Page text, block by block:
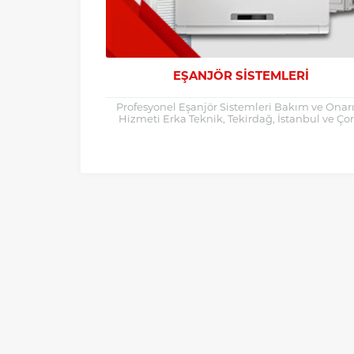
EŞANJÖR SISTEMLERI
Profesyonel Eşanjör Sistemleri Bakım ve
Hizmeti Erka Teknik, Tekirdağ, İstanbul ve